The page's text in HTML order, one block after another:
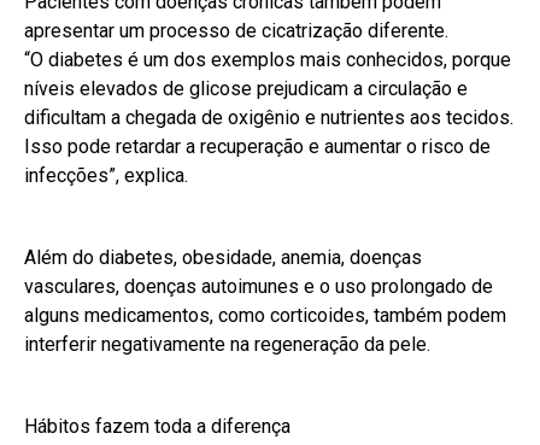
apresentar um processo de cicatrização diferente.
“O diabetes é um dos exemplos mais conhecidos, porque
níveis elevados de glicose prejudicam a circulação e
dificultam a chegada de oxigênio e nutrientes aos tecidos.
Isso pode retardar a recuperação e aumentar o risco de
infecções”, explica.
Além do diabetes, obesidade, anemia, doenças
vasculares, doenças autoimunes e o uso prolongado de
alguns medicamentos, como corticoides, também podem
interferir negativamente na regeneração da pele.
Hábitos fazem toda a diferença